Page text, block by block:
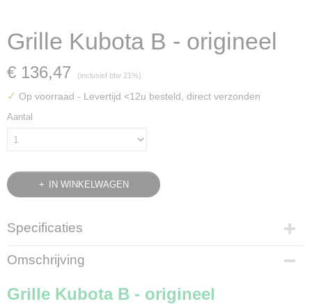
Grille Kubota B - origineel
€ 136,47 (inclusief btw 21%)
✓ Op voorraad - Levertijd <12u besteld, direct verzonden
Aantal
IN WINKELWAGEN
Specificaties
Bruto gewicht
0,50 Kg
Omschrijving
Grille Kubota B - origineel